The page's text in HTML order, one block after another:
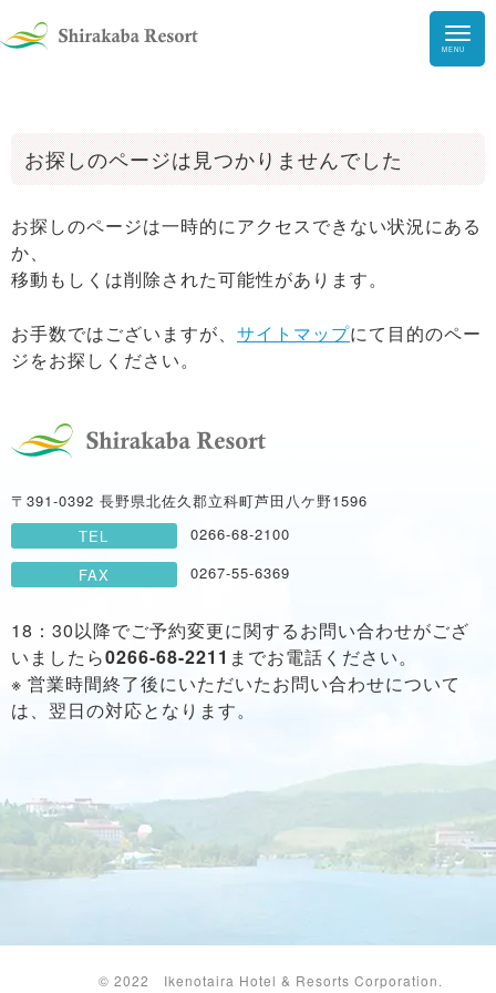
ガーデン・
遊び
インドアパーク
スノーパーク
温泉 全体マップ
今日の営業情報 お得なチケット
ご宿泊のお客様
温泉 ショップ
お探しのページは見つかりませんでした
お探しのページは一時的にアクセスできない状況にある
か、
移動もしくは削除された可能性があります。
お手数ではございますが、 サイトマップにて目的のペー
ジをお探しください。
〒391-0392 長野県北佐久郡立科町芦田八ケ野1596
TEL
0266-68-2100
FAX
0267-55-6369
18：30以降でご予約変更に関するお問い合わせがござ
いましたら0266-68-2211 までお電話ください。
※ 営業時間終了後にいただいたお問い合わせについて
は、翌日の対応となります。
© 2022 Ikenotaira Hotel & Resorts Corporation.